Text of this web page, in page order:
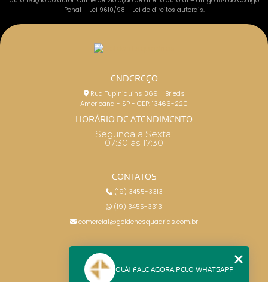
Penal – Lei 9610/98 - Lei de direitos autorais.
ENDEREÇO
Rua Tupiniquins 369 - Brieds
Americana - SP - CEP: 13466-220
HORÁRIO DE ATENDIMENTO
Segunda a Sexta:
07:30 às 17:30
CONTATOS
(19) 3455-3313
(19) 3455-3313
comercial@goldenesquadrias.com.br
HOME
OLÁ! FALE AGORA PELO WHATSAPP